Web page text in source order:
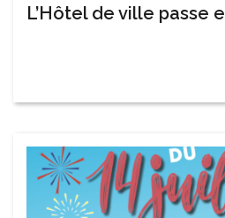
L’Hôtel de ville passe